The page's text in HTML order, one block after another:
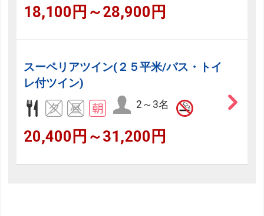
18,100円～28,900円
スーペリアツイン(２５平米/バス・トイ
レ付ツイン)
2～3名
20,400円～31,200円